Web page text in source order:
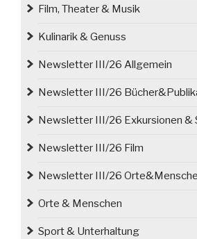
Pokalsieger“
Film, Theater & Musik
Kulinarik & Genuss
Newsletter III/26 Allgemein
Newsletter III/26
Newsletter III/26 Exkursionen &
Newsletter III/26 Film
Newsletter III/26
Orte & Menschen
Sport & Unterhaltung